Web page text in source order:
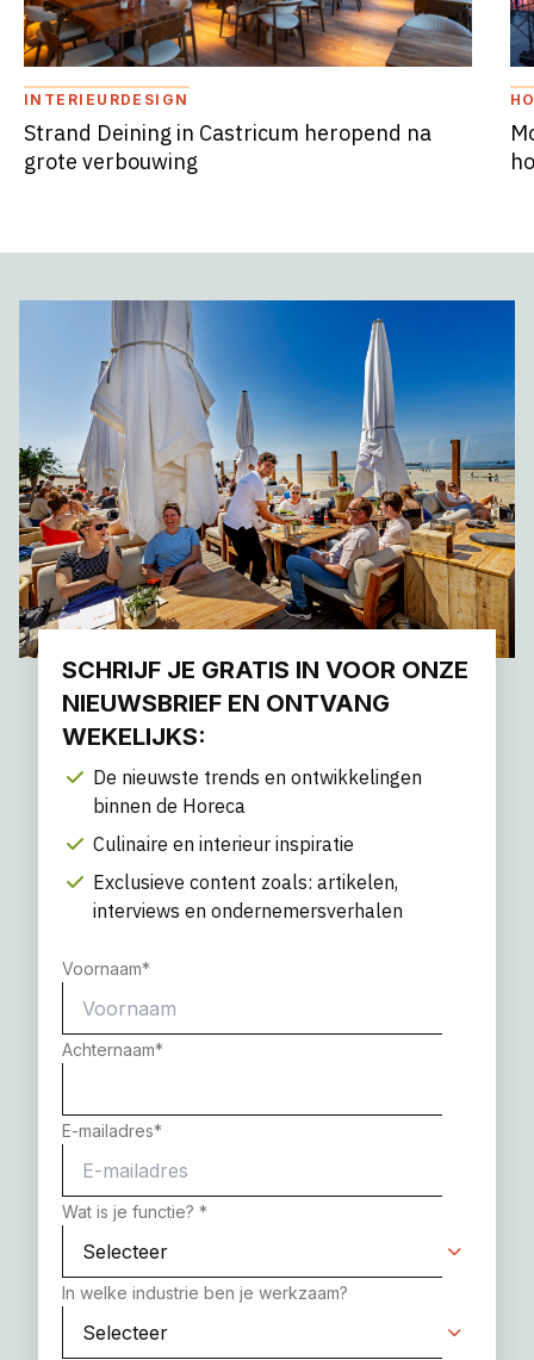
INTERIEURDESIGN
Strand Deining in Castricum heropend na
grote verbouwing
SCHRIJF JE GRATIS IN VOOR ONZE
NIEUWSBRIEF EN ONTVANG
WEKELIJKS:
De nieuwste trends en ontwikkelingen
binnen de Horeca
Culinaire en interieur inspiratie
Exclusieve content zoals: artikelen,
interviews en ondernemersverhalen
Voornaam*
Achternaam*
E-mailadres*
Wat is je functie? *
In welke industrie ben je werkzaam?